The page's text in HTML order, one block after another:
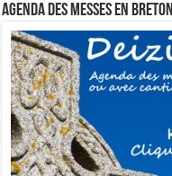
Agenda des messes en breton